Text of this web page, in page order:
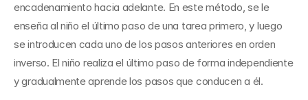
encadenamiento hacia adelante. En este método, se le
enseña al niño el último paso de una tarea primero, y luego
se introducen cada uno de los pasos anteriores en orden
inverso. El niño realiza el último paso de forma independiente
y gradualmente aprende los pasos que conducen a él.